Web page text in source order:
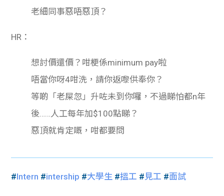
老細同事惡唔惡頂？
HR：
想討價還價？咁梗係minimum pay啦
唔當你呀4咁洗，請你返嚟供奉你？
等啲「老屎忽」升咗未到你囉，不過睇怕都n年
後……人工每年加$100點睇？
惡頂就肯定嘅，咁都要問
#Intern #intership #大學生 #搵工 # 見工 #面試